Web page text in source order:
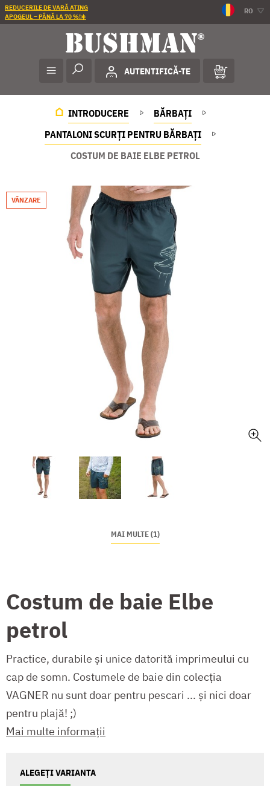
REDUCERILE DE VARĂ ATING
APOGEUL – PÂNĂ LA 70 %!☀️
RO
AUTENTIFICĂ-TE
INTRODUCERE
BĂRBAȚI
PANTALONI SCURȚI PENTRU BĂRBAȚI
COSTUM DE BAIE ELBE PETROL
VÂNZARE
MAI MULTE (1)
Costum de baie Elbe
petrol
Practice, durabile și unice datorită imprimeului cu
cap de somn. Costumele de baie din colecția
VAGNER nu sunt doar pentru pescari ... și nici doar
pentru plajă! ;)
Mai multe informații
ALEGEȚI VARIANTA